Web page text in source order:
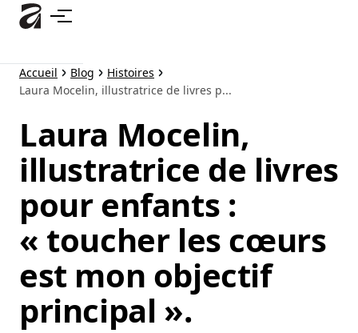
Accéder
principal
Accueil Blog
Histoires
Laura Mocelin, illustratrice de livres p...
Laura Mocelin,
illustratrice de livres
pour enfants :
« toucher les cœurs
est mon objectif
principal ».